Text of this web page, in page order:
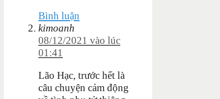
Bình luận
kimoanh
08/12/2021 vào lúc
01:41
Lão Hạc, trước hết là
câu chuyện cảm động